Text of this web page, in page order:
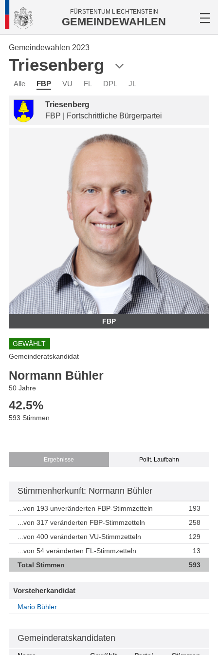
FÜRSTENTUM LIECHTENSTEIN
GEMEINDEWAHLEN
Gemeindewahlen 2023
Triesenberg
Alle FBP VU FL DPL JL
Triesenberg
FBP | Fortschrittliche Bürgerpartei
FBP
GEWÄHLT
Gemeinderatskandidat
Normann Bühler
50 Jahre
42.5%
593 Stimmen
Ergebnisse Polit. Laufbahn
Stimmenherkunft: Normann Bühler
...von 193 unveränderten FBP-Stimmzetteln
193
...von 317 veränderten FBP-Stimmzetteln
258
...von 400 veränderten VU-Stimmzetteln
129
...von 54 veränderten FL-Stimmzetteln
13
Total Stimmen
593
Vorsteherkandidat
Mario Bühler
Gemeinderatskandidaten